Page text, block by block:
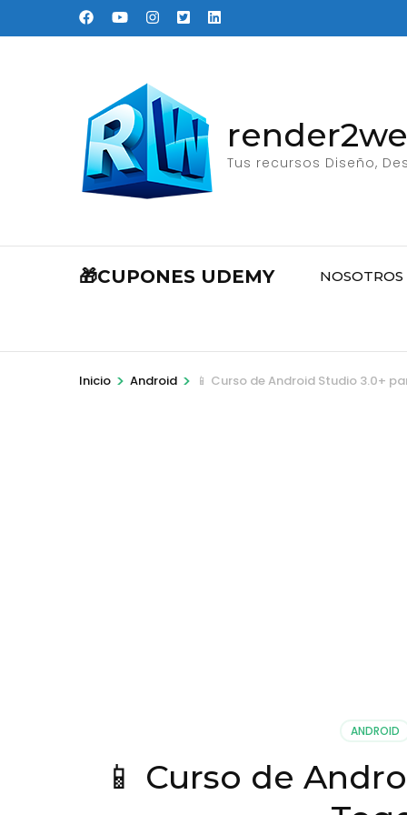
al
Tus recursos Diseño,
🎁CUPONES UDEMY NOSOTROS
Inicio > Android > 📱 Curso de Android Studio 3.0+
ANDROID
📱 Curso de